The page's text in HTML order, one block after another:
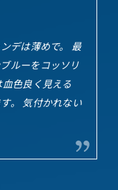
デは薄めで。 最
ルーをコッソリ
色良く見える
。 気付かれない